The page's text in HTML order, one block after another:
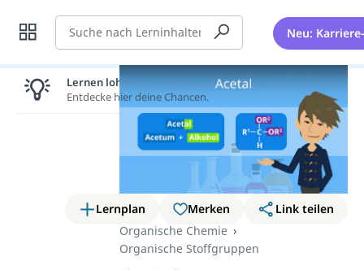
Suche Neu:
Lernplan Merken
Link teilen
Organische Chemie
Organische Stoffgruppen
Lernen lohnt sich!
Entdecke hier deine Chancen.